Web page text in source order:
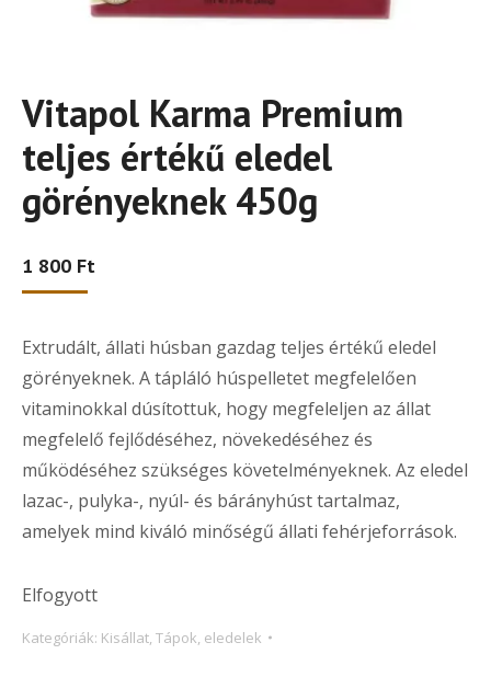
Vitapol Karma Premium
teljes értékű eledel
görényeknek 450g
1 800 Ft
Extrudált, állati húsban gazdag teljes értékű eledel
görényeknek. A tápláló húspelletet megfelelően
vitaminokkal dúsítottuk, hogy megfeleljen az állat
megfelelő fejlődéséhez, növekedéséhez és
működéséhez szükséges követelményeknek. Az eledel
lazac-, pulyka-, nyúl- és bárányhúst tartalmaz,
amelyek mind kiváló minőségű állati fehérjeforrások.
Elfogyott
Kategóriák: Kisállat, Tápok, eledelek